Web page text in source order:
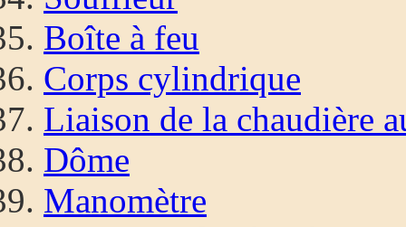
Boîte à feu
Corps cylindrique
Liaison de la chaudière
Dôme
Manomètre